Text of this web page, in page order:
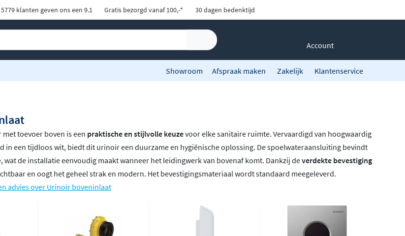
5779 klanten geven ons een 9.1 Gratis bezorgd vanaf 100,-* 30 dagen bedenktijd
Account
Showroom Afspraak maken Zakelijk Klantenservice
toevoer boven is een praktische en stijlvolle keuzevoor elke sanitaire ruimte. Vervaardigd van hoogwaardig
in een tijdloos wit, biedt dit urinoir een duurzame en hygiënische oplossing. De spoelwateraansluiting bevindt
wat de installatie eenvoudig maakt wanneer het leidingwerk van bovenaf komt. Dankzij deverdekte bevestiging
en oogt het geheel strak en modern. Het bevestigingsmateriaal wordt standaard meegeleverd.
advies over Urinoir boveninlaat